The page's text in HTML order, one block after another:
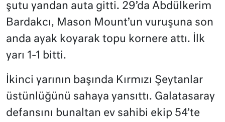
şutu yandan auta gitti. 29’da Abdülkerim
Bardakcı, Mason Mount’un vuruşuna son
anda ayak koyarak topu kornere attı. İlk
yarı 1-1 bitti.
İkinci yarının başında Kırmızı Şeytanlar
üstünlüğünü sahaya yansıttı. Galatasaray
defansını bunaltan ev sahibi ekip 54’te